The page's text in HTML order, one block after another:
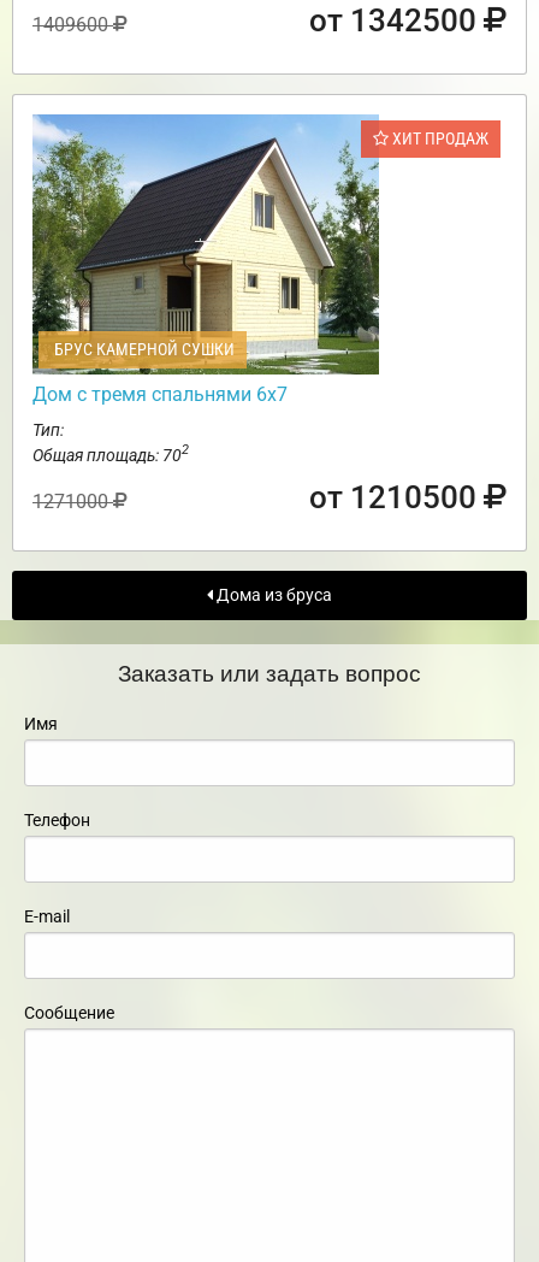
1409600 от 1342500
ХИТ ПРОДАЖ
БРУС КАМЕРНОЙ СУШКИ
Дом с тремя спальнями 6х7
Тип:
Общая площадь: 702
1271000 от 1210500
Дома из бруса
Заказать или задать вопрос
Имя
Телефон
E-mail
Сообщение